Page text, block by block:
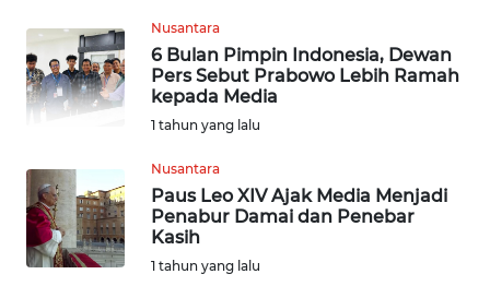
Nusantara
6 Bulan Pimpin Indonesia, Dewan
Pers Sebut Prabowo Lebih Ramah
kepada Media
1 tahun yang lalu
Nusantara
Paus Leo XIV Ajak Media Menjadi
Penabur Damai dan Penebar
Kasih
1 tahun yang lalu
PAPUA
BARAT
WN
SERAMBI